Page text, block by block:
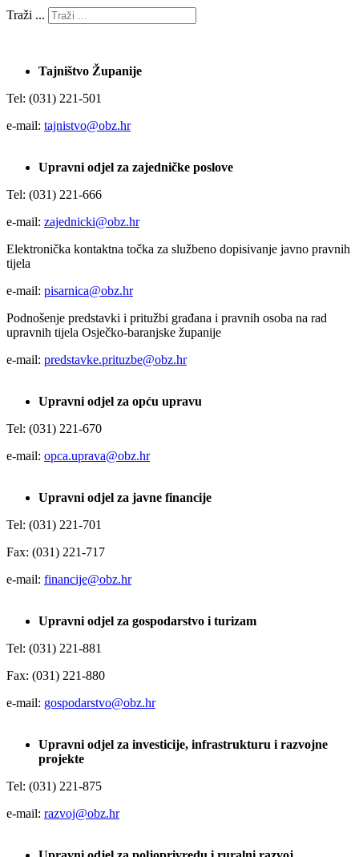
Traži ...
Tajništvo Županije
Tel: (031) 221-501
e-mail: tajnistvo@obz.hr
Upravni odjel za zajedničke poslove
Tel: (031) 221-666
e-mail: zajednicki@obz.hr
Elektronička kontaktna točka za službeno dopisivanje javno pravnih
tijela
e-mail: pisarnica@obz.hr
Podnošenje predstavki i pritužbi građana i pravnih osoba na rad
upravnih tijela Osječko-baranjske županije
e-mail: predstavke.prituzbe@obz.hr
Upravni odjel za opću upravu
Tel: (031) 221-670
e-mail: opca.uprava@obz.hr
Upravni odjel za javne financije
Tel: (031) 221-701
Fax: (031) 221-717
e-mail: financije@obz.hr
Upravni odjel za gospodarstvo i turizam
Tel: (031) 221-881
Fax: (031) 221-880
e-mail: gospodarstvo@obz.hr
Upravni odjel za investicije, infrastrukturu i razvojne
projekte
Tel: (031) 221-875
e-mail: razvoj@obz.hr